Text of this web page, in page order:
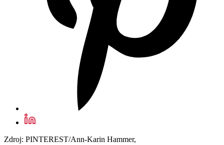
Zdroj: PINTEREST/Ann-Karin Hammer,